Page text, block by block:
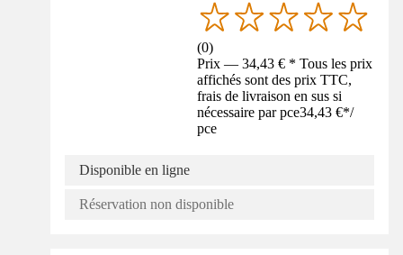
(0)
Prix — 34,43 € * Tous les prix
affichés sont des prix TTC,
frais de livraison en sus si
nécessaire par pce34,43 €*/
pce
Disponible en ligne
Réservation non disponible